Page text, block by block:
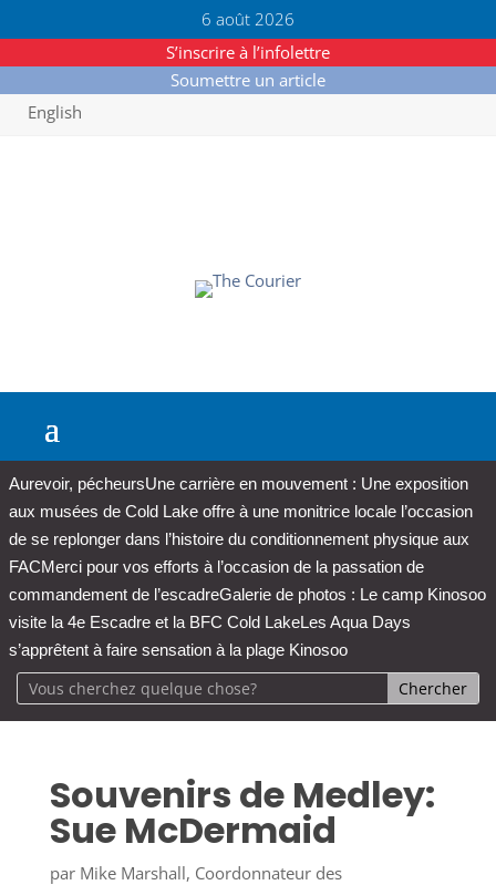
6 août 2026
S’inscrire à l’infolettre
Soumettre un article
English
Aurevoir, pécheursUne carrière en mouvement : Une exposition
aux musées de Cold Lake offre à une monitrice locale l’occasion
de se replonger dans l’histoire du conditionnement physique aux
FACMerci pour vos efforts à l’occasion de la passation de
commandement de l’escadreGalerie de photos : Le camp Kinosoo
visite la 4e Escadre et la BFC Cold LakeLes Aqua Days
s’apprêtent à faire sensation à la plage Kinosoo
Souvenirs de Medley:
Sue McDermaid
par Mike Marshall, Coordonnateur des